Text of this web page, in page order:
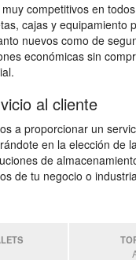
competitivos en
cajas y equipamiento
nuevos como de
económicas sin
al cliente
a proporcionar un
en la elección de
de
de tu negocio o